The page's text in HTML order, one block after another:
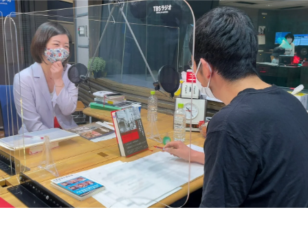
お知らせ
イベント・グッズ
YouTube
会社情報